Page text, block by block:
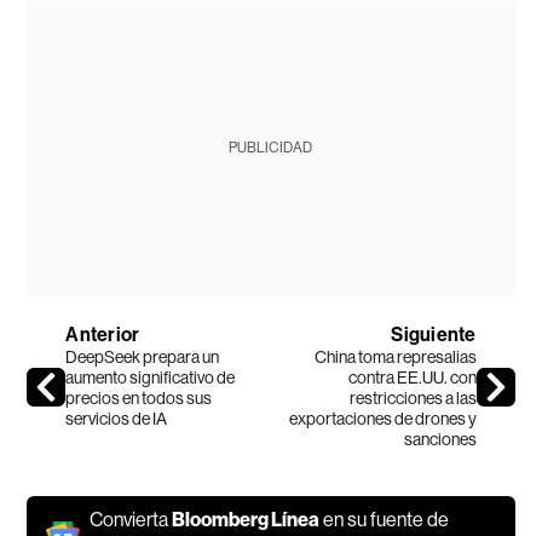
PUBLICIDAD
Anterior
DeepSeek prepara un
aumento significativo de
precios en todos sus
servicios de IA
Siguiente
China toma represalias
contra EE.UU. con
restricciones a las
exportaciones de drones y
sanciones
ConviertaBloomberg Líneaen su fuente de